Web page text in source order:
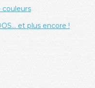
couleurs
et plus encore !